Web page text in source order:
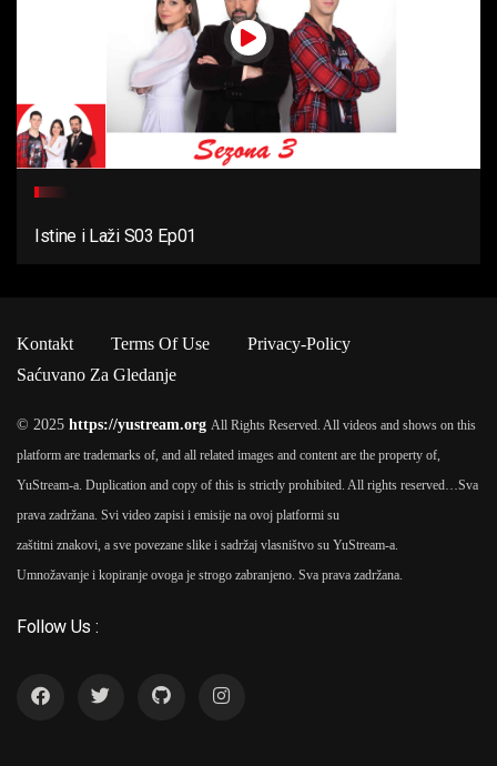
Istine i Laži S03 Ep01
Kontakt Terms Of Use
Privacy-Policy
Saćuvano Za Gledanje
© 2025 https://yustream.org All Rights Reserved. All videos and shows on this
platform are trademarks of, and all related images and content are the property of,
YuStream-a. Duplication and copy of this is strictly prohibited. All rights reserved…Sva
prava zadržana. Svi video zapisi i emisije na ovoj platformi su
zaštitni znakovi, a sve povezane slike i sadržaj vlasništvo su YuStream-a.
Umnožavanje i kopiranje ovoga je strogo zabranjeno. Sva prava zadržana.
Follow Us :